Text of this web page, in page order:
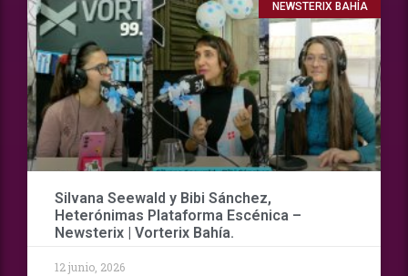
NEWSTERIX BAHÍA
Silvana Seewald y Bibi Sánchez,
Heterónimas Plataforma Escénica –
Newsterix | Vorterix Bahía.
12 junio, 2026